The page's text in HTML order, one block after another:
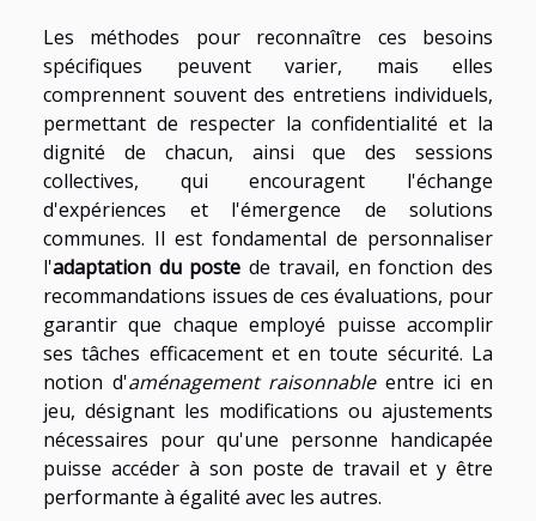
Les méthodes pour reconnaître ces besoins
spécifiques peuvent varier, mais elles
comprennent souvent des entretiens individuels,
permettant de respecter la confidentialité et la
dignité de chacun, ainsi que des sessions
collectives, qui encouragent l'échange
d'expériences et l'émergence de solutions
communes. Il est fondamental de personnaliser
l'adaptation du poste de travail, en fonction des
recommandations issues de ces évaluations, pour
garantir que chaque employé puisse accomplir
ses tâches efficacement et en toute sécurité. La
notion d'aménagement raisonnableentre ici en
jeu, désignant les modifications ou ajustements
nécessaires pour qu'une personne handicapée
puisse accéder à son poste de travail et y être
performante à égalité avec les autres.